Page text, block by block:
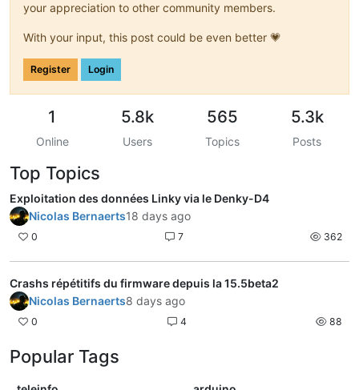
your appreciation to other community members.
With your input, this post could be even better 💗
Register Login
1
Online
5.8k
Users
565
Topics
5.3k
Posts
Top Topics
Exploitation des données Linky via le Denky-D4
Nicolas Bernaerts18 days ago
0 7 362
Crashs répétitifs du firmware depuis la 15.5beta2
Nicolas Bernaerts8 days ago
0 4 88
Popular Tags